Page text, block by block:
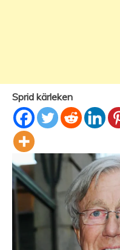
Sprid kärleken